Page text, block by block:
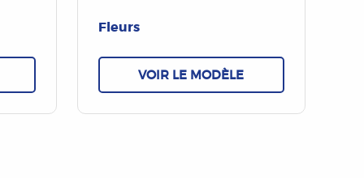
Fleurs
VOIR LE MODÈLE